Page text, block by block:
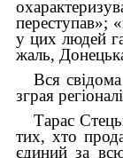
переступав»;
у цих людей
жаль,
Вся
зграя
Тарас
тих, хто
єдиний за